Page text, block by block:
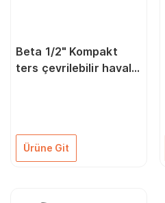
Beta 1/2" Kompakt
ters çevrilebilir havalı
Ürüne Git